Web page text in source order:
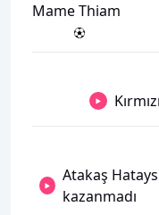
Mame Thiam
Atakaş
kazanmadı